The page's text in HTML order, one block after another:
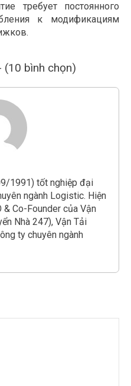
требует постоянного
к модификациям
(10 bình chọn)
1991) tốt nghiệp đại
ngành Logistic. Hiện
& Co-Founder của Vận
Nhà 247), Vận Tải
ty chuyên ngành